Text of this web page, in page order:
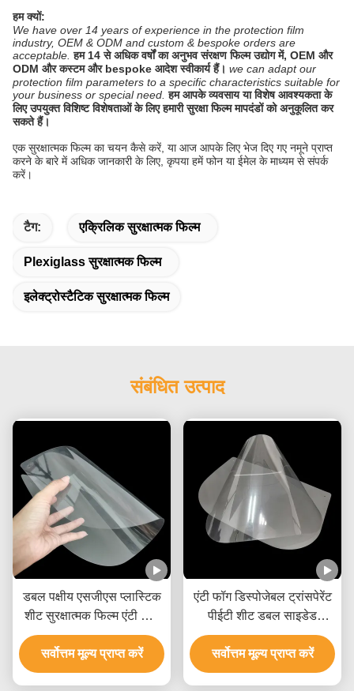
हम क्यों:
We have over 14 years of experience in the protection film
industry, OEM & ODM and custom & bespoke orders are
acceptable. हम 14 से अधिक वर्षों का अनुभव संरक्षण फिल्म उद्योग में, OEM और
ODM और कस्टम और bespoke आदेश स्वीकार्य हैं। we can adapt our
protection film parameters to a specific characteristics suitable for
your business or special need. हम आपके व्यवसाय या विशेष आवश्यकता के
लिए उपयुक्त विशिष्ट विशेषताओं के लिए हमारी सुरक्षा फिल्म मापदंडों को अनुकूलित कर
सकते हैं।
एक सुरक्षात्मक फिल्म का चयन कैसे करें, या आज आपके लिए भेज दिए गए नमूने प्राप्त
करने के बारे में अधिक जानकारी के लिए, कृपया हमें फोन या ईमेल के माध्यम से संपर्क
करें।
टैग: एक्रिलिक सुरक्षात्मक फिल्म
Plexiglass सुरक्षात्मक फिल्म
इलेक्ट्रोस्टैटिक सुरक्षात्मक फिल्म
संबंधित उत्पाद
डबल पक्षीय एसजीएस प्लास्टिक
शीट सुरक्षात्मक फिल्म एंटी फॉग
कटिंग पालतू शीट
सर्वोत्तम मूल्य प्राप्त करें
एंटी फॉग डिस्पोजेबल ट्रांसपेरेंट
पीईटी शीट डबल साइडेड
प्रोटेक्शन फिल्म के साथ
सर्वोत्तम मूल्य प्राप्त करें